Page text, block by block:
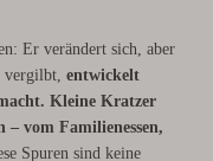
Er verändert sich, aber
entwickelt
Kleine Kratzer
vom Familienessen,
Spuren sind keine